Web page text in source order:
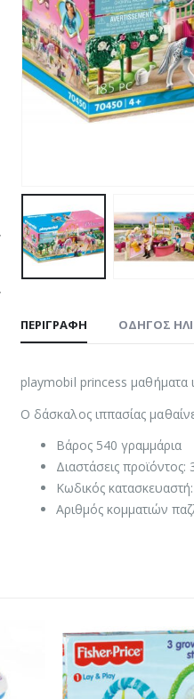
ΠΕΡΙΓΡΑΦΉ ΟΔΗΓΌΣ
playmobil princess μαθήματα
Ο δάσκαλος ιππασίας
Βάρος 540 γραμμάρια
Διαστάσεις
Κωδικός
Αριθμός κομματιών